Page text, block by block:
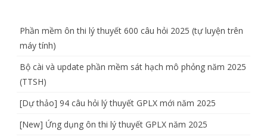
Phần mềm ôn thi lý thuyết 600 câu hỏi 2025 (tự luyện trên
máy tính)
Bộ cài và update phần mềm sát hạch mô phỏng năm 2025
(TTSH)
[Dự thảo] 94 câu hỏi lý thuyết GPLX mới năm 2025
[New] Ứng dụng ôn thi lý thuyết GPLX năm 2025